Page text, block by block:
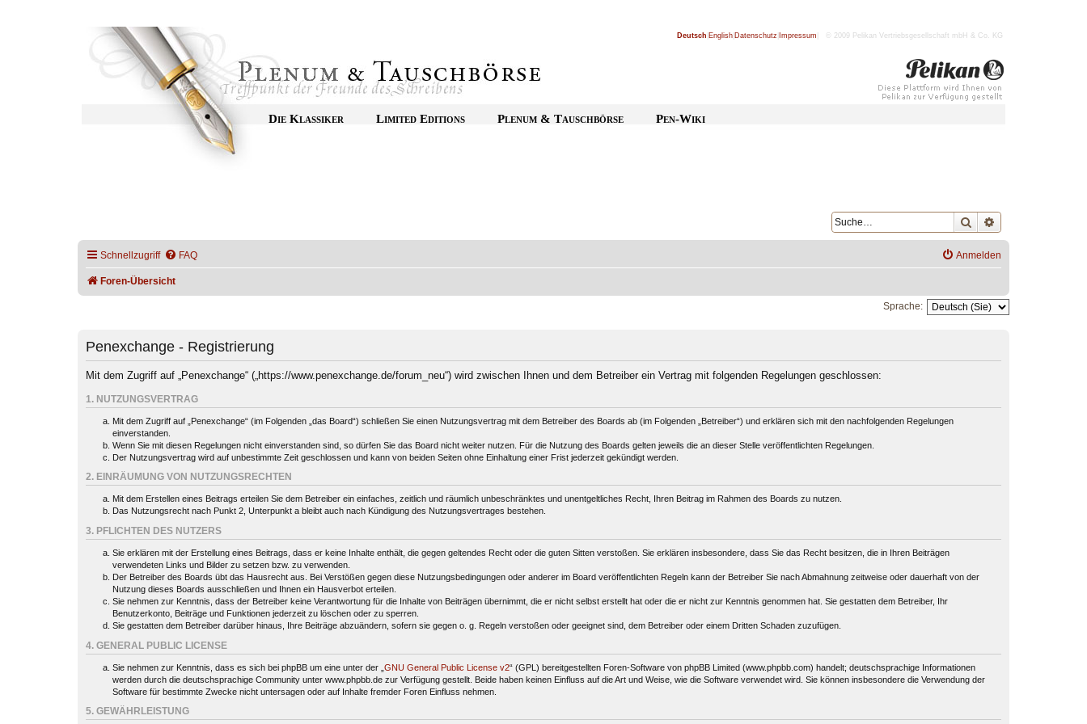
Deutsch English Datenschutz Impressum | © 2009 Pelikan Vertriebsgesellschaft mbH & Co. KG
Die Klassiker Limited Editions Plenum & Tauschbörse Pen-Wiki
Suche
Schnellzugriff FAQ Anmelden
Foren-Übersicht
Sprache:
Penexchange - Registrierung
Mit dem Zugriff auf „Penexchange“ („https://www.penexchange.de/forum_neu“) wird zwischen Ihnen und dem Betreiber ein Vertrag mit folgenden Regelungen geschlossen:
1. NUTZUNGSVERTRAG
Mit dem Zugriff auf „Penexchange“ (im Folgenden „das Board“) schließen Sie einen Nutzungsvertrag mit dem Betreiber des Boards ab (im Folgenden „Betreiber“) und erklären sich mit den nachfolgenden Regelungen
einverstanden.
Wenn Sie mit diesen Regelungen nicht einverstanden sind, so dürfen Sie das Board nicht weiter nutzen. Für die Nutzung des Boards gelten jeweils die an dieser Stelle veröffentlichten Regelungen.
Der Nutzungsvertrag wird auf unbestimmte Zeit geschlossen und kann von beiden Seiten ohne Einhaltung einer Frist jederzeit gekündigt werden.
2. EINRÄUMUNG VON NUTZUNGSRECHTEN
Mit dem Erstellen eines Beitrags erteilen Sie dem Betreiber ein einfaches, zeitlich und räumlich unbeschränktes und unentgeltliches Recht, Ihren Beitrag im Rahmen des Boards zu nutzen.
Das Nutzungsrecht nach Punkt 2, Unterpunkt a bleibt auch nach Kündigung des Nutzungsvertrages bestehen.
3. PFLICHTEN DES NUTZERS
Sie erklären mit der Erstellung eines Beitrags, dass er keine Inhalte enthält, die gegen geltendes Recht oder die guten Sitten verstoßen. Sie erklären insbesondere, dass Sie das Recht besitzen, die in Ihren Beiträgen
verwendeten Links und Bilder zu setzen bzw. zu verwenden.
Der Betreiber des Boards übt das Hausrecht aus. Bei Verstößen gegen diese Nutzungsbedingungen oder anderer im Board veröffentlichten Regeln kann der Betreiber Sie nach Abmahnung zeitweise oder dauerhaft von der
Nutzung dieses Boards ausschließen und Ihnen ein Hausverbot erteilen.
Sie nehmen zur Kenntnis, dass der Betreiber keine Verantwortung für die Inhalte von Beiträgen übernimmt, die er nicht selbst erstellt hat oder die er nicht zur Kenntnis genommen hat. Sie gestatten dem Betreiber, Ihr
Benutzerkonto, Beiträge und Funktionen jederzeit zu löschen oder zu sperren.
Sie gestatten dem Betreiber darüber hinaus, Ihre Beiträge abzuändern, sofern sie gegen o. g. Regeln verstoßen oder geeignet sind, dem Betreiber oder einem Dritten Schaden zuzufügen.
4. GENERAL PUBLIC LICENSE
Sie nehmen zur Kenntnis, dass es sich bei phpBB um eine unter der „ GNU General Public License v2“ (GPL) bereitgestellten Foren-Software von phpBB Limited (www.phpbb.com) handelt; deutschsprachige Informationen
werden durch die deutschsprachige Community unter www.phpbb.de zur Verfügung gestellt. Beide haben keinen Einfluss auf die Art und Weise, wie die Software verwendet wird. Sie können insbesondere die Verwendung der
Software für bestimmte Zwecke nicht untersagen oder auf Inhalte fremder Foren Einfluss nehmen.
5. GEWÄHRLEISTUNG